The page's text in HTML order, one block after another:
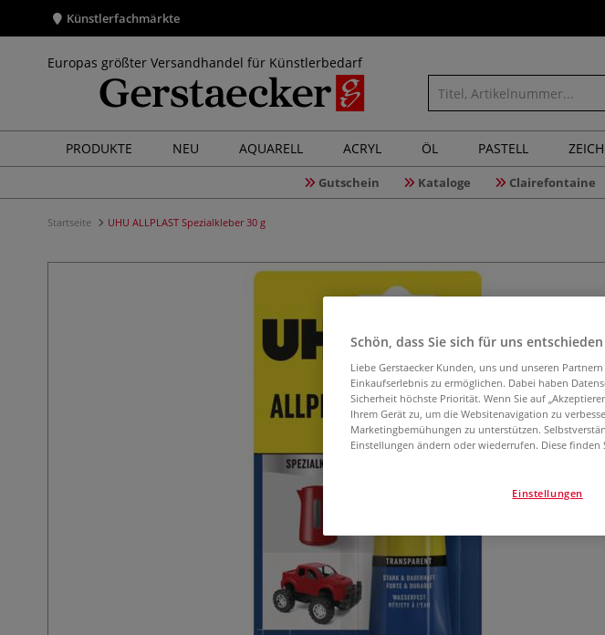
Künstlerfachmärkte
Europas größter Versandhandel für Künstlerbedarf
PRODUKTE NEU AQUARELL ACRYL ÖL PASTELL
Gutschein Kataloge Clairefontaine
Startseite UHU ALLPLAST Spezialkleber 30 g
Schön, dass Sie sich für uns
Liebe Gerstaecker Kunden, uns und unseren
Einkaufserlebnis zu ermöglichen. Dabei haben
Sicherheit höchste Priorität. Wenn Sie auf
Ihrem Gerät zu, um die Websitenavigation zu
Marketingbemühungen zu unterstützen.
Einstellungen ändern oder wiederrufen. Diese finden
Einstellungen